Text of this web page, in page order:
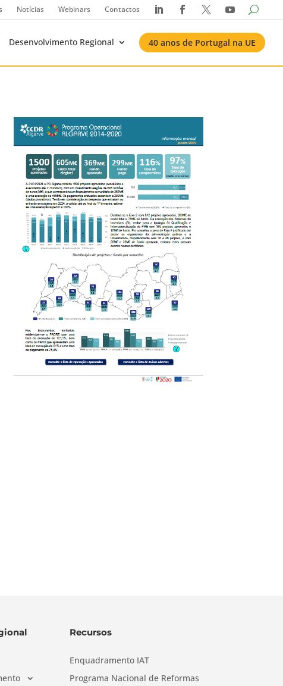
Notícias Webinars Contactos    
Desenvolvimento Regional 40 anos de Portugal na UE
Recursos
Enquadramento IAT
Programa Nacional de Reformas